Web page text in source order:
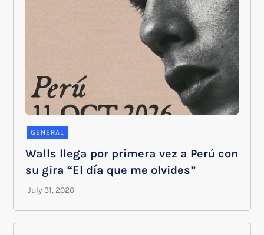
GENERAL
Walls llega por primera vez a Perú con
su gira “El día que me olvides”